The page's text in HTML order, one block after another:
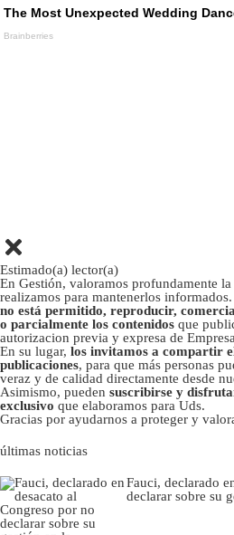
Estimado(a) lector(a)
En Gestión, valoramos profundamente
realizamos para mantenerlos informados.
no está permitido, reproducir,
o parcialmente los contenidos que
autorizacion previa y expresa de
En su lugar, los invitamos a compartir
publicaciones, para que más personas
veraz y de calidad directamente desde
Asimismo, pueden suscribirse y
exclusivo que elaboramos para Uds.
Gracias por ayudarnos a proteger y
últimas noticias
Fauci, declarado
declarar sobre su